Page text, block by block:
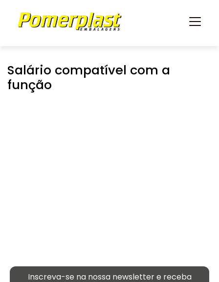
Salário compatível com a
função
Inscreva-se na nossa newsletter e receba